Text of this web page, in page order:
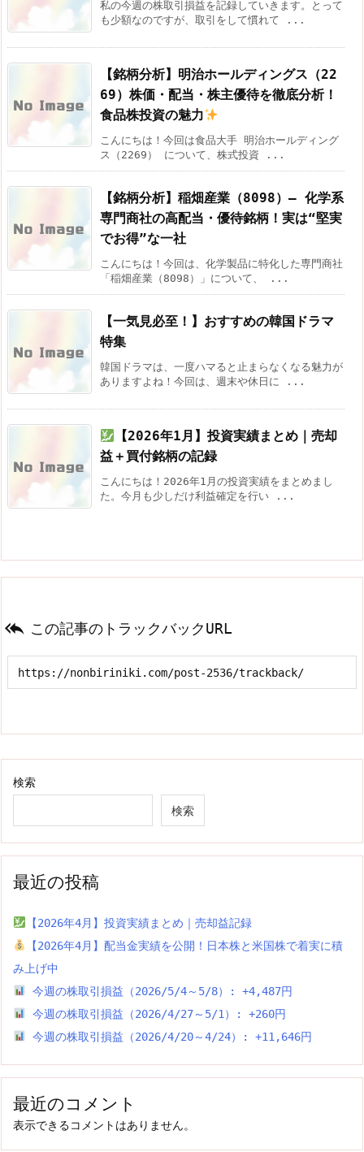
私の今週の株取引損益を記録していきます。とって
も少額なのですが、取引をして慣れて ...
【銘柄分析】明治ホールディングス（22
69）株価・配当・株主優待を徹底分析！
食品株投資の魅力
こんにちは！今回は食品大手 明治ホールディング
ス（2269） について、株式投資 ...
【銘柄分析】稲畑産業（8098）― 化学系
専門商社の高配当・優待銘柄！実は“堅実
でお得”な一社
こんにちは！今回は、化学製品に特化した専門商社
「稲畑産業（8098）」について、 ...
【一気見必至！】おすすめの韓国ドラマ
特集
韓国ドラマは、一度ハマると止まらなくなる魅力が
ありますよね！今回は、週末や休日に ...
【2026年1月】投資実績まとめ｜売却
益＋買付銘柄の記録
こんにちは！2026年1月の投資実績をまとめまし
た。今月も少しだけ利益確定を行い ...
 この記事のトラックバックURL
検索
検索
最近の投稿
【2026年4月】投資実績まとめ｜売却益記録
【2026年4月】配当金実績を公開！日本株と米国株で着実に積
み上げ中
今週の株取引損益（2026/5/4～5/8）: +4,487円
今週の株取引損益（2026/4/27～5/1）: +260円
今週の株取引損益（2026/4/20～4/24）: +11,646円
最近のコメント
表示できるコメントはありません。